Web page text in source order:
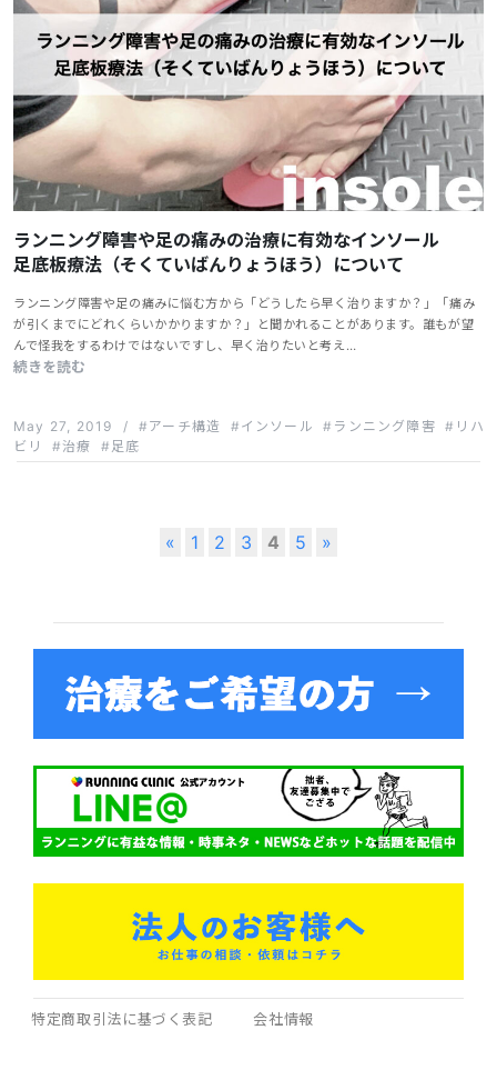
ランニング障害や足の痛みの治療に有効なインソール
足底板療法（そくていばんりょうほう）について
ランニング障害や足の痛みに悩む方から「どうしたら早く治りますか？」「痛み
が引くまでにどれくらいかかりますか？」と聞かれることがあります。誰もが望
んで怪我をするわけではないですし、早く治りたいと考え…
続きを読む
May 27, 2019 / アーチ構造 インソール ランニング障害
リハ
ビリ
治療 足底
« 1 2 3 4 5 »
特定商取引法に基づく表記 会社情報